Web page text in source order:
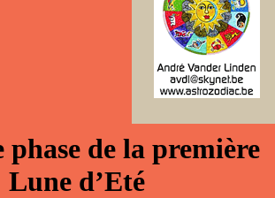
phase de la première
Lune d’Eté